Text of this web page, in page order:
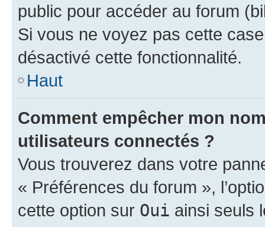
public pour accéder au forum
Si vous ne voyez pas cette
désactivé cette fonctionnalité.
Haut
Comment empêcher mon
utilisateurs connectés ?
Vous trouverez dans votre
« Préférences du forum »,
cette option sur Oui ainsi seuls